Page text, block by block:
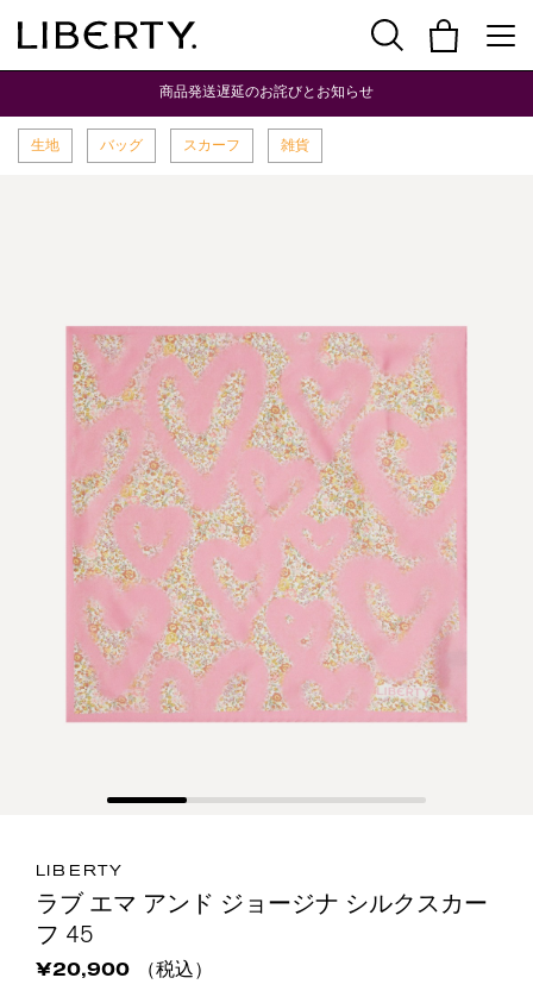
商品発送遅延のお詫びとお知らせ
生地 バッグ スカーフ 雑貨
LIBERTY
ラブ エマ アンド ジョージナ シルクスカー
フ 45
¥20,900
（税込）